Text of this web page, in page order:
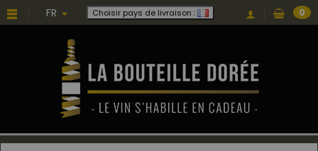
FR Choisir pays de livraison : 0
Choisissez une valeur...